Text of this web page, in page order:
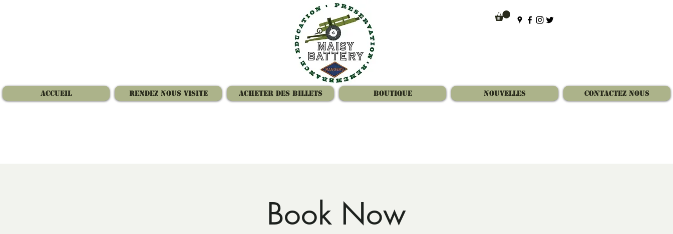
Accueil Rendez nous visite Acheter des billets Boutique Nouvelles Contactez Nous
Book Now